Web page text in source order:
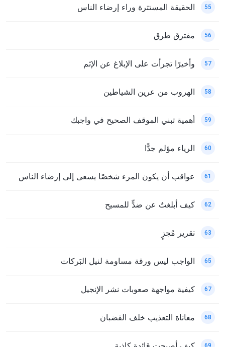
55 الحقيقة المستترة وراء إرضاء الناس
56 مفترق طرق
57 وأخيرًا تجرأت على الإبلاغ عن الإثم
58 الهروب من عرين الشياطين
59 أهمية تبني الموقف الصحيح في واجبك
60 الرياء مؤلم جدًّا
61 عواقب أن يكون المرء شخصًا يسعى إلى إرضاء الناس
62 كيف أبلغتُ عن ضدٍّ للمسيح
63 تقرير مُجزٍ
65 الواجب ليس ورقة مساومة لنيل البَركات
67 كيفية مواجهة صعوبات نشر الإنجيل
68 معاناة التعذيب خلف القضبان
69